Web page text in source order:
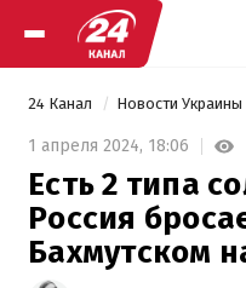
24 Канал Новости Украины
1 апреля 2024, 18:06
Есть 2 типа
Россия
Бахмутском